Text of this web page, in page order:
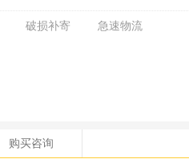
破损补寄 急速物流
购买咨询